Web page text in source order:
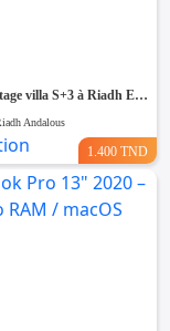
À louer – Étage villa S+3 à Riadh EL Andalous (Ariana)
Andalous
1.400 TND